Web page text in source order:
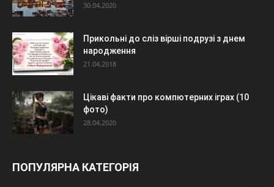
30.04.2020
Прикольні до сліз вірші подрузі з днем
народження
21.04.2018
Цікаві факти про компютерних іграх (10
фото)
28.04.2020
ПОПУЛЯРНА КАТЕГОРІЯ